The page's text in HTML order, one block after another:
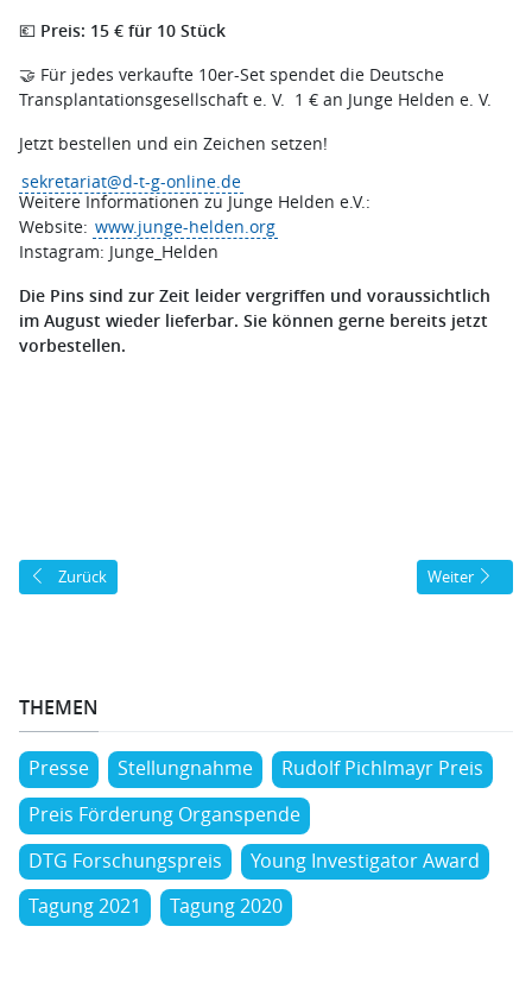
💶 Preis: 15 € für 10 Stück
🤝 Für jedes verkaufte 10er-Set spendet die Deutsche
Transplantationsgesellschaft e. V. 1 € an Junge Helden e. V.
Jetzt bestellen und ein Zeichen setzen!
sekretariat@d-t-g-online.de
Weitere Informationen zu Junge Helden e.V.:
Website: www.junge-helden.org
Instagram: Junge_Helden
Die Pins sind zur Zeit leider vergriffen und voraussichtlich
im August wieder lieferbar. Sie können gerne bereits jetzt
vorbestellen.
Vorheriger Beitrag: Transplantationsmedizin-Basics - Eine
Zurück Nächster
Weiter
THEMEN
Presse Stellungnahme
Rudolf Pichlmayr Preis
Preis Förderung Organspende
DTG Forschungspreis
Young Investigator Award
Tagung 2021
Tagung 2020